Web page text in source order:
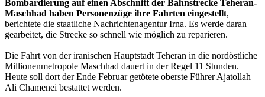
Bombardierung auf einen Abschnitt der Bahnstrecke Teheran-
Maschhad haben Personenzüge ihre Fahrten eingestellt,
berichtete die staatliche Nachrichtenagentur Irna. Es werde daran
gearbeitet, die Strecke so schnell wie möglich zu reparieren.
Die Fahrt von der iranischen Hauptstadt Teheran in die nordöstliche
Millionenmetropole Maschhad dauert in der Regel 11 Stunden.
Heute soll dort der Ende Februar getötete oberste Führer Ajatollah
Ali Chamenei bestattet werden.